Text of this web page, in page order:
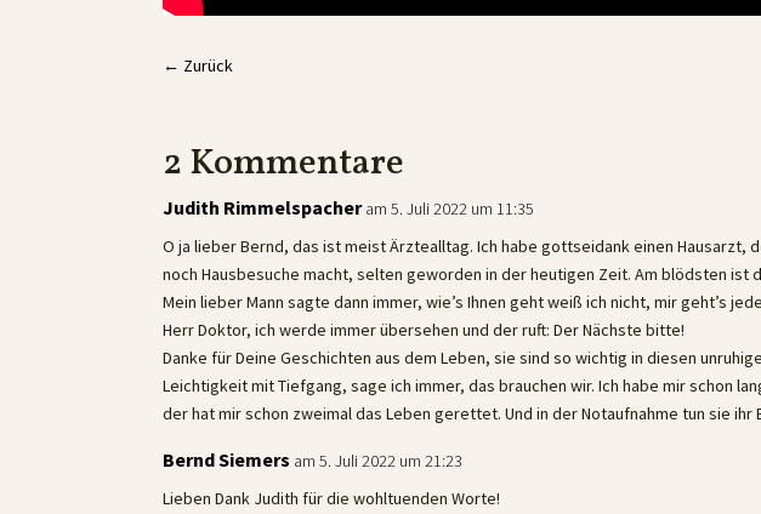
← Zurück
2 Kommentare
Judith Rimmelspacheram 5. Juli 2022 um 11:35
O ja lieber Bernd, das ist meist Ärztealltag. Ich habe gottseidank einen Hausarzt,
noch Hausbesuche macht, selten geworden in der heutigen Zeit. Am blödsten ist
Mein lieber Mann sagte dann immer, wie’s Ihnen geht weiß ich nicht, mir geht’s
Herr Doktor, ich werde immer übersehen und der ruft: Der Nächste bitte!
Danke für Deine Geschichten aus dem Leben, sie sind so wichtig in diesen
Leichtigkeit mit Tiefgang, sage ich immer, das brauchen wir. Ich habe mir schon
der hat mir schon zweimal das Leben gerettet. Und in der Notaufnahme tun sie
Bernd Siemers am 5. Juli 2022 um 21:23
Lieben Dank Judith für die wohltuenden Worte!